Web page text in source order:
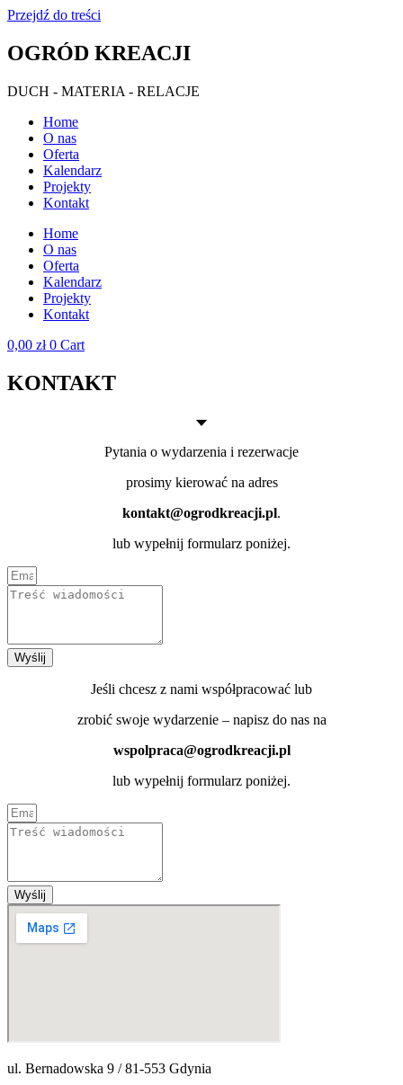
Przejdź do treści
OGRÓD KREACJI
DUCH - MATERIA - RELACJE
Home
O nas
Oferta
Kalendarz
Projekty
Kontakt
Home
O nas
Oferta
Kalendarz
Projekty
Kontakt
0,00 zł 0 Cart
KONTAKT
Pytania o wydarzenia i rezerwacje
prosimy kierować na adres
kontakt@ogrodkreacji.pl.
lub wypełnij formularz poniżej.
Wyślij
Jeśli chcesz z nami współpracować lub
zrobić swoje wydarzenie – napisz do nas na
wspolpraca@ogrodkreacji.pl
lub wypełnij formularz poniżej.
Wyślij
ul. Bernadowska 9 / 81-553 Gdynia